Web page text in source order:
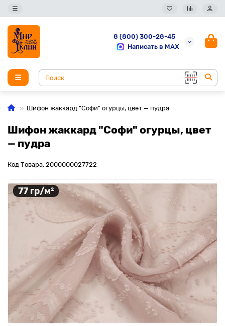
8 (800) 300-28-45
Написать в MAX
Шифон жаккард "Софи" огурцы, цвет — пудра
Шифон жаккард "Софи" огурцы, цвет
— пудра
Код Товара: 2000000027722
77 гр/м²